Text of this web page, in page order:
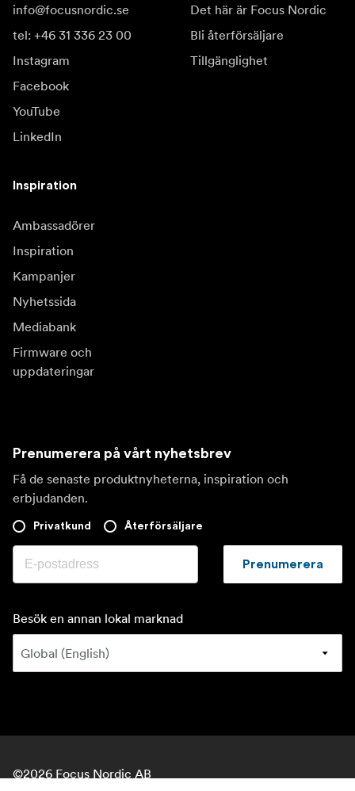
info@focusnordic.se
tel: +46 31 336 23 00
Instagram
Facebook
YouTube
LinkedIn
Det här är Focus Nordic
Bli återförsäljare
Tillgänglighet
Inspiration
Ambassadörer
Inspiration
Kampanjer
Nyhetssida
Mediabank
Firmware och
uppdateringar
Prenumerera på vårt nyhetsbrev
Få de senaste produktnyheterna, inspiration och
erbjudanden.
Privatkund Återförsäljare
Prenumerera
Besök en annan lokal marknad
©2026 Focus Nordic AB